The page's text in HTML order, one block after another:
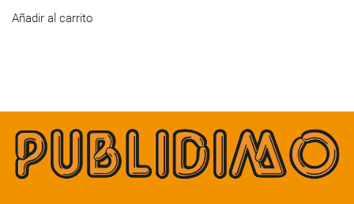
Añadir al carrito